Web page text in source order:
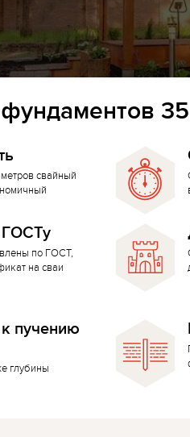
свайный
ГОСТу
по ГОСТ,
на сваи
к пучению
глубины